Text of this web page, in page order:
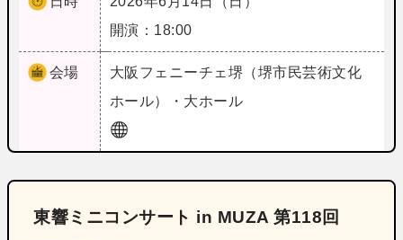
開演：18:00
会場 大阪 フェニーチェ堺（堺市民芸術文化
ホール）・大ホール
東響ミニコンサート in MUZA 第118回